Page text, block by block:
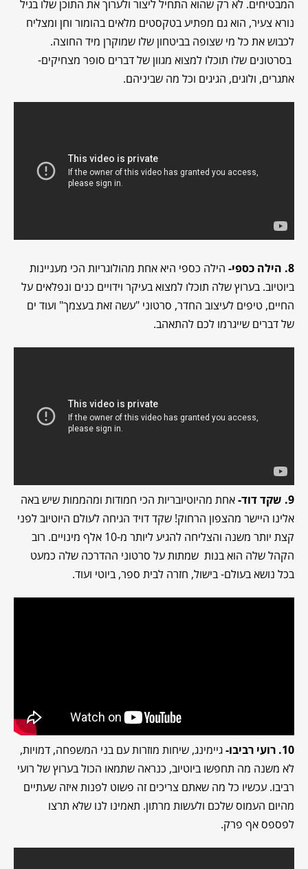
המבטיחים. לא רק שהוא התחיל ליצור ולערוך את התוכן שלו בגיל
נורא צעיר, הוא גם מפתיע בטקסטים מלאים בהומור וחן ומצליח
לכבוש את כל מי שצופה בביטחון שלו שמוקרן מיד החוצה.
בסרטונים שלו תוכלו למצוא מגוון של דברים סופר מצחיקים-
אתגרים, ולוגים, הגיגים וכל מה שביניהם.
8. הילה כספי-
הילה כספי היא אחת מהולוגריות הכי מעניינות
ביוטיוב. בערוץ שלה תוכלו למצוא בעיקר וידויים כנים ונפלאים על
החיים, טיפים לעיצוב החדר, סרטוני "עשה זאת בעצמך" ועוד ים
של דברים שייגרמו לכם להתאהב.
9. שקד דוד-
אחת מהיוטיובריות הכי חמודות ומהממות שיש באה
אלינו היישר מהצפון הרחוק! שקד דויד הגיחה לעולם היוטיוב לפני
קצת יותר משנה והצליחה להגיע ליותר מ-10 אלף מינויים. רוב
הקהל שלה הוא בנות שמתות על סרטוני ההדרכה שלה כמעט
בכל נושא בעולם- בישול, חזרה לבית ספר, ביוטי ועוד.
10. רועי רביבו-
גיימינג, שיחות מוזרות עם בני המשפחה, דמויות,
לא משנה מה תחפשו ביוטיוב, כנראה שתמאו הכול בערוץ של רועי
רביבו. עכשיו כל מה שאתם צריכים זה פשוט לפנות איזה שעתיים
מהיום העמוס שלכם ולעשות מרתון. תאמינו לנו שלא תרצו
לפספס אף פרק.